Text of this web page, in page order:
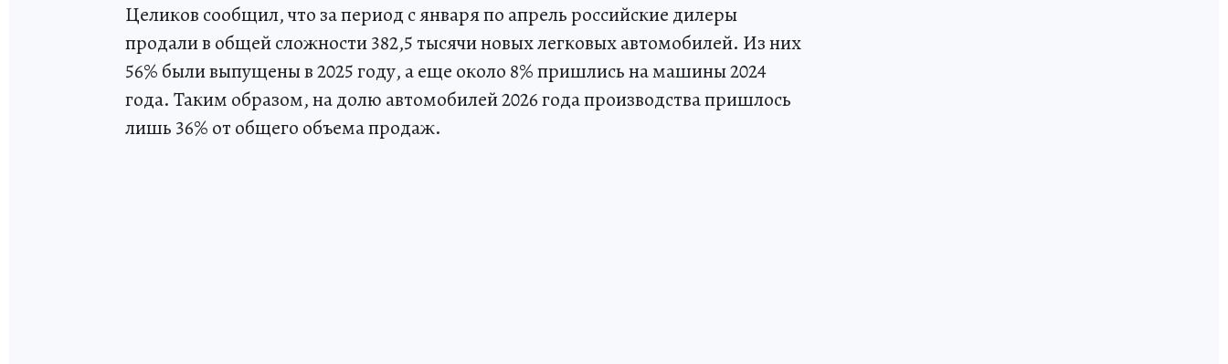
Целиков сообщил, что за период с января по апрель российские дилеры
продали в общей сложности 382,5 тысячи новых легковых автомобилей. Из них
56% были выпущены в 2025 году, а еще около 8% пришлись на машины 2024
года. Таким образом, на долю автомобилей 2026 года производства пришлось
лишь 36% от общего объема продаж.